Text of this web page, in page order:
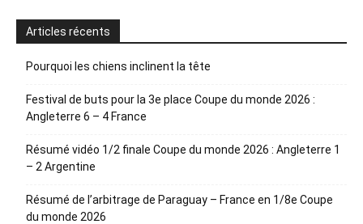
Articles récents
Pourquoi les chiens inclinent la tête
Festival de buts pour la 3e place Coupe du monde 2026 :
Angleterre 6 – 4 France
Résumé vidéo 1/2 finale Coupe du monde 2026 : Angleterre 1
– 2 Argentine
Résumé de l’arbitrage de Paraguay – France en 1/8e Coupe
du monde 2026